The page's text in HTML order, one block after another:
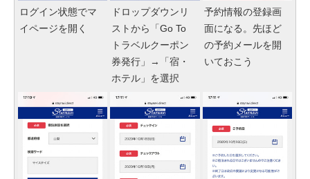
ログイン状態でマ
イページを開く
ドロップダウンリ
ストから「Go To
トラベルクーポン
券発行」→「宿・
ホテル」を選択
予約情報の登録画
面になる。先ほど
の予約メールを開
いておこう